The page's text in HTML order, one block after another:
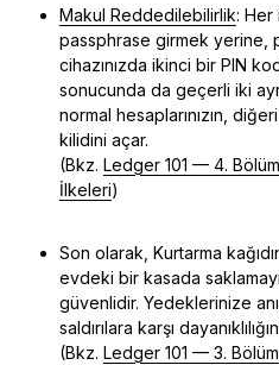
Makul Reddedilebilirlik: Her
passphrase girmek yerine,
cihazınızda ikinci bir PIN
sonucunda da geçerli iki
normal hesaplarınızın,
kilidini açar.
(Bkz. Ledger 101 — 4.
İlkeleri)
Son olarak, Kurtarma
evdeki bir kasada
güvenlidir. Yedeklerinize
saldırılara karşı
(Bkz. Ledger 101 — 3.